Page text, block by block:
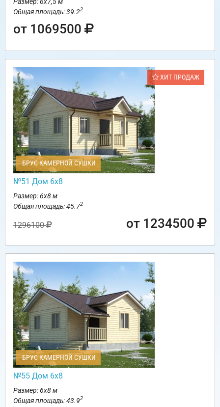
Общая площадь: 39.22
от 1069500
ХИТ ПРОДАЖ
БРУС КАМЕРНОЙ СУШКИ
№51 Дом 6х8
Размер: 6х8 м
Общая площадь: 45.72
1296100 от 1234500
БРУС КАМЕРНОЙ СУШКИ
№55 Дом 6х8
Размер: 6х8 м
Общая площадь: 43.92